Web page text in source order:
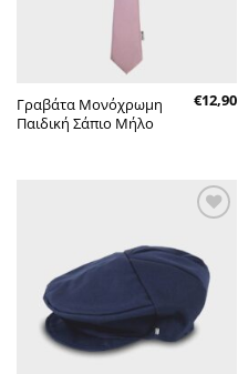
Γραβάτα Μονόχρωμη
Παιδική Σάπιο Μήλο
€12,90
στην λίστα
επιθυμητών